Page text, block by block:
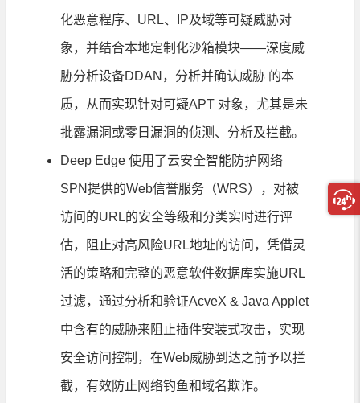
化恶意程序、URL、IP及域等可疑威胁对
象，并结合本地定制化沙箱模块——深度威
胁分析设备DDAN，分析并确认威胁 的本
质，从而实现针对可疑APT 对象，尤其是未
批露漏洞或零日漏洞的侦测、分析及拦截。
Deep Edge 使用了云安全智能防护网络
SPN提供的Web信誉服务（WRS），对被
访问的URL的安全等级和分类实时进行评
估，阻止对高风险URL地址的访问，凭借灵
活的策略和完整的恶意软件数据库实施URL
过滤，通过分析和验证AcveX & Java Applet
中含有的威胁来阻止插件安装式攻击，实现
安全访问控制，在Web威胁到达之前予以拦
截，有效防止网络钓鱼和域名欺诈。